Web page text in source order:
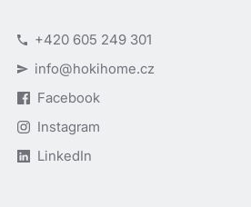
+420 605 249 301
info@hokihome.cz
Facebook
Instagram
LinkedIn